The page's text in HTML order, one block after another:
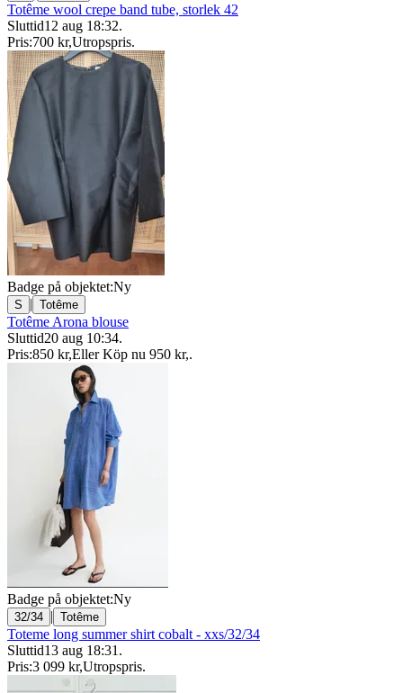
Totême wool crepe band tube, storlek 42
Sluttid12 aug 18:32.
Pris:700 kr,Utropspris.
Badge på objektet:Ny
S | Totême
Totême Arona blouse
Sluttid20 aug 10:34.
Pris:850 kr,Eller Köp nu 950 kr,.
Badge på objektet:Ny
32/34 | Totême
Toteme long summer shirt cobalt - xxs/32/34
Sluttid13 aug 18:31 .
Pris:3 099 kr,Utropspris.